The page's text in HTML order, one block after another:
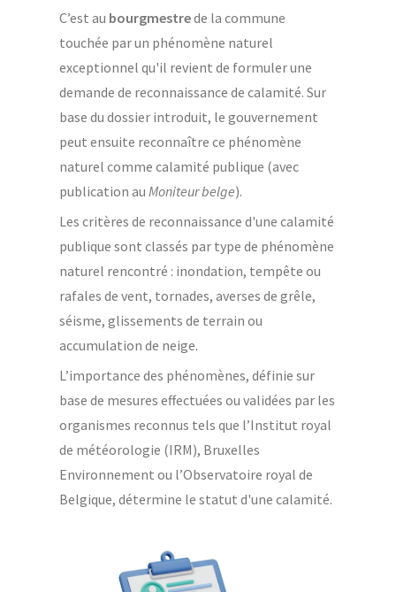
C’est au bourgmestrede la commune
touchée par un phénomène naturel
exceptionnel qu'il revient de formuler une
demande de reconnaissance de calamité. Sur
base du dossier introduit, le gouvernement
peut ensuite reconnaître ce phénomène
naturel comme calamité publique (avec
publication au Moniteur belge).
Les critères de reconnaissance d'une calamité
publique sont classés par type de phénomène
naturel rencontré : inondation, tempête ou
rafales de vent, tornades, averses de grêle,
séisme, glissements de terrain ou
accumulation de neige.
L’importance des phénomènes, définie sur
base de mesures effectuées ou validées par les
organismes reconnus tels que l’Institut royal
de météorologie (IRM), Bruxelles
Environnement ou l’Observatoire royal de
Belgique, détermine le statut d'une calamité.